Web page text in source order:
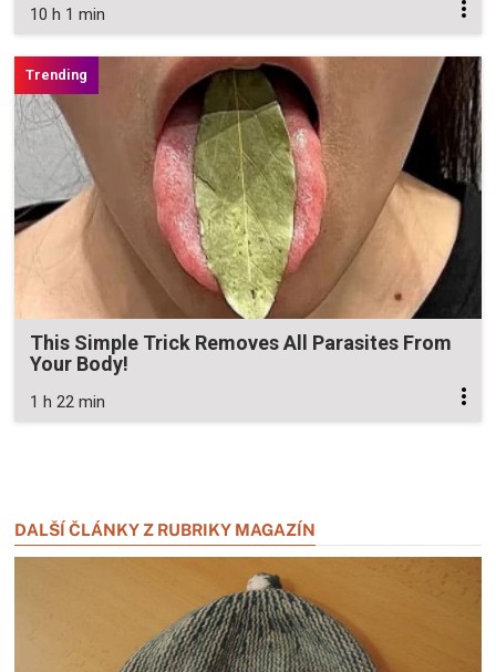
10 h 1 min
This Simple Trick Removes All Parasites From
Your Body!
1 h 22 min
DALŠÍ ČLÁNKY Z RUBRIKY MAGAZÍN